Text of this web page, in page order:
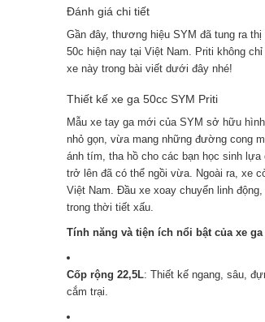
Đánh giá chi tiết
Gần đây, thương hiệu SYM đã tung ra
50c hiện nay tại Việt Nam. Priti không
xe này trong bài viết dưới đây nhé!
Thiết kế xe ga 50cc SYM Priti
Mẫu xe tay ga mới của SYM sở hữu
nhỏ gọn, vừa mang những đường cong
ánh tím, tha hồ cho các bạn học sinh
trở lên đã có thể ngồi vừa. Ngoài ra, xe
Việt Nam. Đầu xe xoay chuyển linh
trong thời tiết xấu.
Tính năng và tiện ích nổi bật của xe ga
Cốp rộng 22,5L: Thiết kế ngang, sâu,
cắm trại.